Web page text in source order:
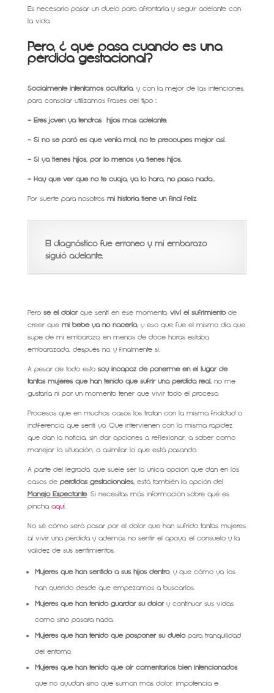
Es necesario pasar un duelo para afrontarla y seguir adelante con
la vida.
Pero, ¿ qué pasa cuando es una
pérdida gestacional?
Socialmente intentamos ocultarla, y con la mejor de las intenciones,
para consolar utilizamos frases del tipo:
– Eres joven ya tendrás hijos más adelante.
– Si no se paró es que venía mal, no te preocupes mejor así.
– Si ya tienes hijos, por lo menos ya tienes hijos.
– Hay que ver que no te cuaja, ya lo hará, no pasa nada…
Por suerte para nosotros mi historia tiene un final feliz.
El diagnóstico fue erroneo y mi embarazo
siguió adelante.
Pero sé el dolorque sentí en ese momento, viví el sufrimientode
creer que mi bebé ya no nacería, y eso que fue el mismo día que
supe de mi embarazo, en menos de doce horas estaba
embarazada, después no, y finalmente si.
A pesar de todo estosoy incapaz de ponerme en el lugar de
tantas mujeres que han tenido que sufrir una pérdida real,no me
gustaría ni por un momento tener que vivir todo el proceso.
Procesos que en muchos casos los tratan con la misma frialdad o
indiferencia que sentí yo. Que intervienen con la misma rapidez
que dan la noticia, sin dar opciones a reflexionar, a saber como
manejar la situación, a asimilar lo que está pasando.
A parte del legrado, que suele ser la única opción que dan en los
casos de pérdidas gestacionales, está también la opción del
Manejo Expectante. Si necesitas más información sobre qué es
pinchaaquí.
No sé cómo será pasar por el dolor que han sufrido tantas mujeres
al vivir una pérdida y además no sentir el apoyo, el consuelo y la
validez de sus sentimientos.
Mujeres que han sentido a sus hijos dentro, y que cómo yo, los
han querido desde que empezamos a buscarlos.
Mujeres que han tenido guardar su dolory continuar sus vidas
como sino pasara nada.
Mujeres que han tenido que posponer su duelopara tranquilidad
del entorno.
Mujeres que han tenido que oír comentarios bien intencionados
que no ayudan sino que suman más dolor, impotencia e